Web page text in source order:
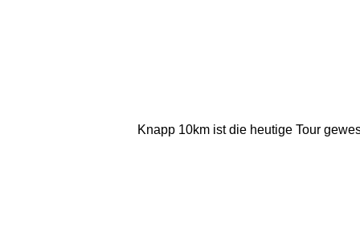
Knapp 10km ist die heutige Tour